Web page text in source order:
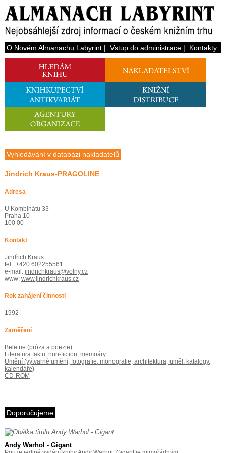
O Novém Almanachu Labyrint| Vstup do administrace| Kontakty
Vyhledávání v databázi nakladatelů
Jindrich Kraus-PRAGOLINE
Adresa
U Kombinátu 33
Praha 10
100 00
Kontakt
Jindřich Kraus
tel.: +420 602255561
e-mail: jindrichkraus@volny.cz
www: www.jindrichkraus.cz
Rok zahájení činnosti
1992
Zaměření
Beletrie (próza a poezie)
Literatura faktu, non-fiction, memoáry
Umění (výtvarné umění, fotografie, monografie, architektura, uměl. katalogy,
kalendáře)
CD-ROM
Doporučujeme
Andy Warhol - Gigant